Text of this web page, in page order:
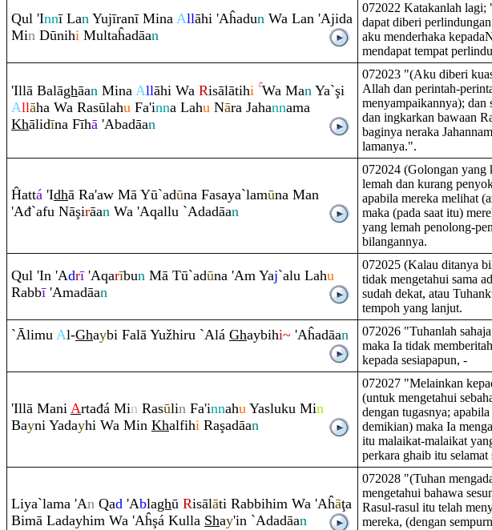
Qul 'Innī Lan Yujīranī Mina Allāhi 'Aĥadun Wa Lan 'Ajida
Min Dūnihi Multaĥadāan
072022 Katakanlah lagi;
dapat diberi
aku menderhaka
mendapat tempat
'Illā Balāghāan Mina Allāhi Wa Risālātihi Wa Man Ya`şi
Allāha Wa Rasūlahu Fa'inna Lahu Nāra Jahannama
Khālidīna Fīhā 'Abadāan
072023 "(Aku diberi
Allah dan perintah-
menyampaikannya); dan
dan ingkarkan bawaan
baginya neraka
lamanya.".
Ĥattá 'Idhā Ra'aw Mā Yū`adūna Fasaya`lamūna Man
'Ađ`afu Nāşirāan Wa 'Aqallu `Adadāan
072024 (Golongan yang
lemah dan kurang
apabila mereka melihat
maka (pada saat itu)
yang lemah penolong-
bilangannya.
Qul 'In 'Adrī'Aqarībun Mā Tū`adūna 'Am Yaj`alu Lahu
Rabbī'Amadāan
072025 (Kalau ditanya
tidak mengetahui sama
sudah dekat, atau
tempoh yang lanjut.
`Ālimu Al-Ghaybi Falā Yužhiru `Alá Ghaybihi~ 'Aĥadāan
072026 "Tuhanlah
maka Ia tidak
kepada sesiapapun, -
'Illā Mani Artađá Min Rasūlin Fa'innahu Yasluku Min
Bayni Yadayhi Wa Min Khalfihi Raşadāan
072027 "Melainkan
(untuk mengetahui
dengan tugasnya;
demikian) maka Ia
itu malaikat-malaikat
perkara ghaib itu
Liya`lama 'An Qad 'Ablaghū Risālāti Rabbihim Wa 'Aĥāţa
Bimā Ladayhim Wa 'Aĥşá Kulla Shay'in `Adadāan
072028 "(Tuhan
mengetahui bahawa
Rasul-rasul itu telah
mereka, (dengan